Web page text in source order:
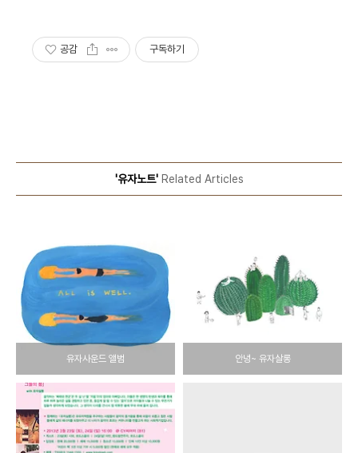
공감 구독하기
'유자노트'Related Articles
유자사운드 앨범 안녕~ 유자살롱